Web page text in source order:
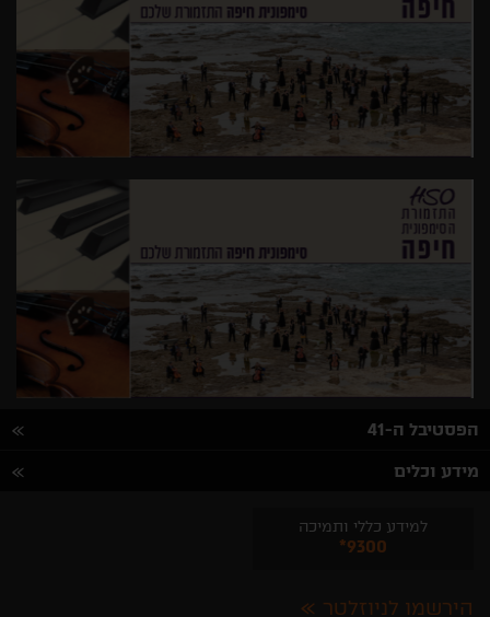
הפסטיבל ה-41
מידע וכלים
למידע כללי ותמיכה
*9300
הירשמו לניוזלטר